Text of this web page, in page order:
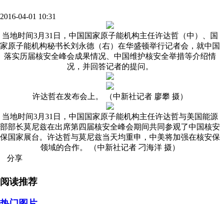
2016-04-01 10:31
当地时间3月31日，中国国家原子能机构主任许达哲（中）、国
家原子能机构秘书长刘永德（右）在华盛顿举行记者会，就中国
落实历届核安全峰会成果情况、中国维护核安全举措等介绍情
况，并回答记者的提问。
许达哲在发布会上。 （中新社记者 廖攀 摄）
当地时间3月31日，中国国家原子能机构主任许达哲与美国能源
部部长莫尼兹在出席第四届核安全峰会期间共同参观了中国核安
保国家展台。许达哲与莫尼兹当天均重申，中美将加强在核安保
领域的合作。 （中新社记者 刁海洋 摄）
分享
阅读推荐